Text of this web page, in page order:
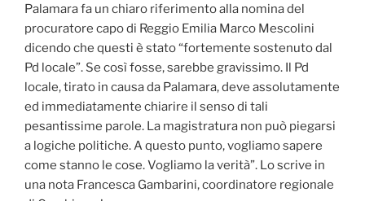
Palamara fa un chiaro riferimento alla nomina del
procuratore capo di Reggio Emilia Marco Mescolini
dicendo che questi è stato “fortemente sostenuto dal
Pd locale”. Se così fosse, sarebbe gravissimo. Il Pd
locale, tirato in causa da Palamara, deve assolutamente
ed immediatamente chiarire il senso di tali
pesantissime parole. La magistratura non può piegarsi
a logiche politiche. A questo punto, vogliamo sapere
come stanno le cose. Vogliamo la verità”. Lo scrive in
una nota Francesca Gambarini, coordinatore regionale